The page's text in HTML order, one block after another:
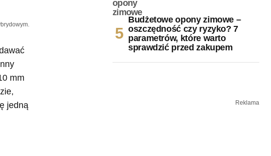
mm
jedną
Budżetowe opony zimowe –
oszczędność czy ryzyko? 7
parametrów, które warto
sprawdzić przed zakupem
Reklama